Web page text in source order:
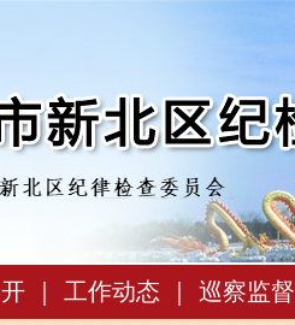
工作动态 巡察监督